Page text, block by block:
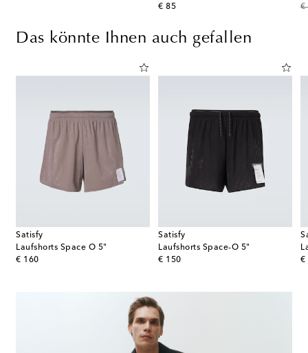
€ 85
original price
€
Das könnte Ihnen auch gefallen
Satisfy
Laufshorts Space O 5"
€ 160
original price
Satisfy
Laufshorts Space-O 5"
€ 150
original price
€